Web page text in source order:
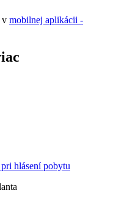
v mobilnej aplikácii -
hlásení pobytu